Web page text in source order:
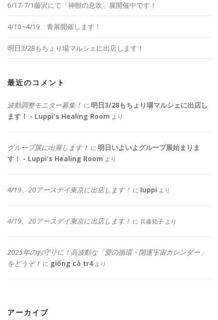
6/17-7/1藤沢にて「神獣の息吹」展開催中です！
4/10~4/19 青展開催します！
明日3/28もちょり場マルシェに出店します！
最近のコメント
波動調整モニター募集！ に 明日3/28もちょり場マルシェに出店し
ます！ - Luppi's Healing Room より
グループ展に出展します！ に 明日いよいよグループ展始まりま
す！ - Luppi's Healing Room より
4/19、20アースデイ東京に出店します！ に luppi より
4/19、20アースデイ東京に出店します！ に 兵藤知子 より
2025年のお守りに！高波動な「愛の循環・開運宇宙カレンダー」
をどうぞ！ に giống cà tr4より
アーカイブ